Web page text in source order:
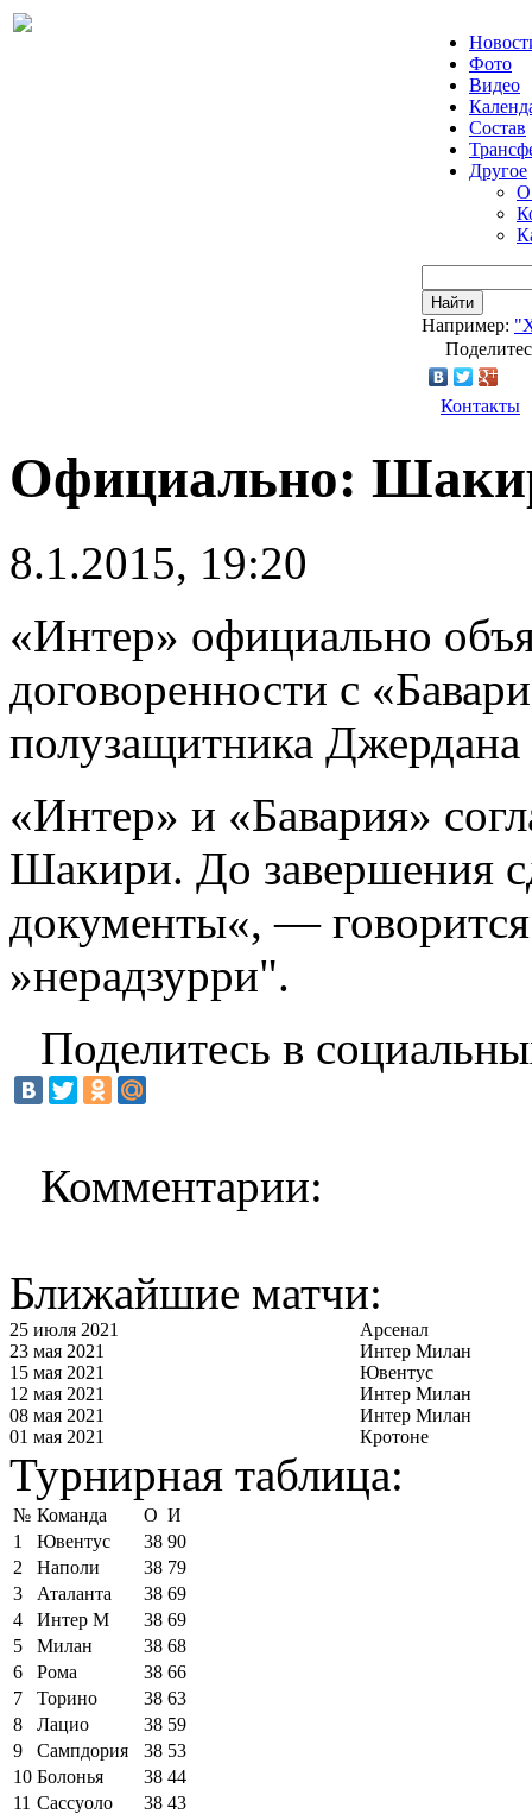
Фото
Видео
Состав
Другое
О
Найти
Например:
Контакты
Официально:
8.1.2015, 19:20
«Интер» официально
договоренности с
полузащитника
«Интер» и «Бавария»
Шакири. До завершения
документы«, —
»нерадзурри".
Поделитесь в
Комментарии:
Ближайшие матчи:
25 июля 2021
Арсенал
23 мая 2021
Интер Милан
15 мая 2021
Ювентус
12 мая 2021
Интер Милан
08 мая 2021
Интер Милан
01 мая 2021
Кротоне
Турнирная таблица:
№ Команда О И
1
Ювентус 38 90
2
Наполи 38 79
3
Аталанта 38 69
4
Интер М 38 69
5
Милан 38 68
6
Рома 38 66
7
Торино 38 63
8
Лацио 38 59
9
Сампдория 38 53
10 Болонья 38 44
11 Сассуоло 38 43